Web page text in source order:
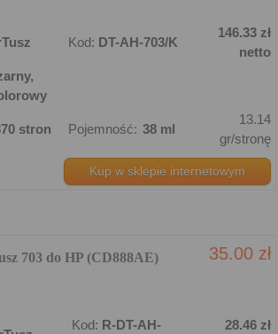
Kod: DT-AH-703/K
146.33 zł
netto
stron Pojemność: 38 ml
13.14
gr/stronę
Kup w sklepie internetowym
703 do HP (CD888AE) 35.00 zł
Kod: R-DT-AH- 28.46 zł